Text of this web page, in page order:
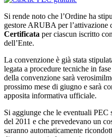
Si rende noto che l’Ordine ha
gestore ARUBA per l’attivazione
Certificata per ciascun iscritto
dell’Ente.
La convenzione è già stata
legata a procedure tecniche in
della convenzione sarà
prossimo mese di giugno e sarà
apposita informativa ufficiale.
Si aggiunge che le eventuali
del 2011 e che prevedevano un
saranno automaticamente